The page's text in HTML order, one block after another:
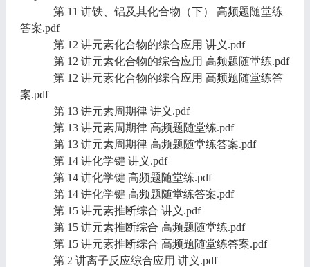
第 11 讲铁、铝及其化合物（下） 高频题随堂练
答案.pdf
第 12 讲元素化合物的综合应用 讲义.pdf
第 12 讲元素化合物的综合应用 高频题随堂练.pdf
第 12 讲元素化合物的综合应用 高频题随堂练答
案.pdf
第 13 讲元素周期律 讲义.pdf
第 13 讲元素周期律 高频题随堂练.pdf
第 13 讲元素周期律 高频题随堂练答案.pdf
第 14 讲化学键 讲义.pdf
第 14 讲化学键 高频题随堂练.pdf
第 14 讲化学键 高频题随堂练答案.pdf
第 15 讲元素推断综合 讲义.pdf
第 15 讲元素推断综合 高频题随堂练.pdf
第 15 讲元素推断综合 高频题随堂练答案.pdf
第 2 讲离子反应综合应用 讲义.pdf